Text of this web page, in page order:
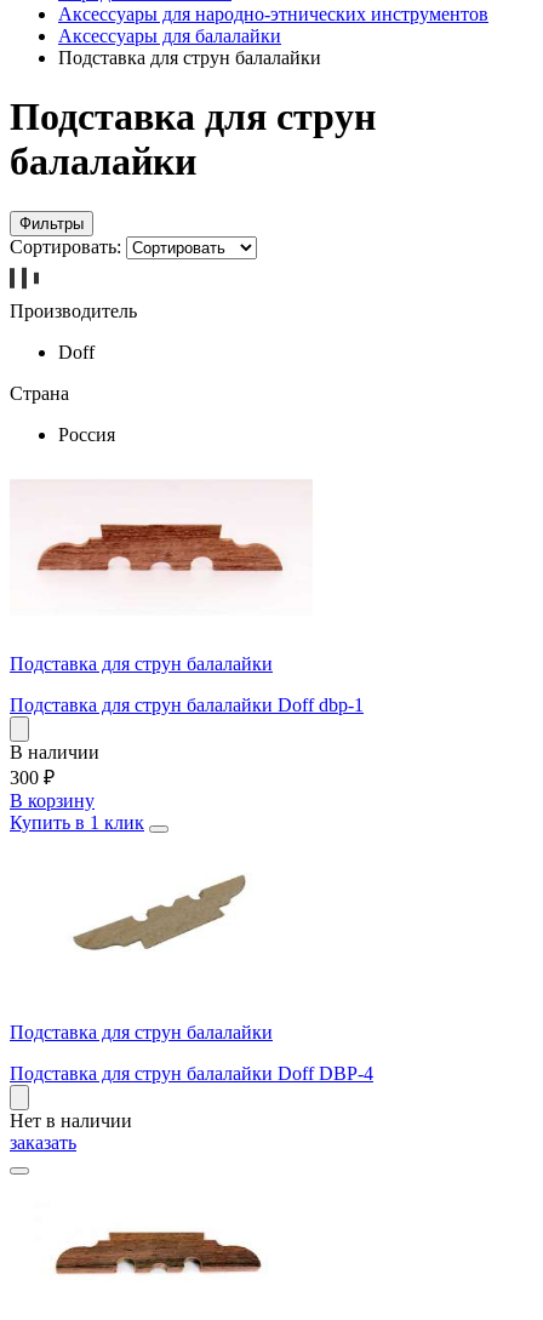
Аксессуары для народно-этнических инструментов
Аксессуары для балалайки
Подставка для струн балалайки
Подставка для струн
балалайки
Фильтры
Сортировать:
Производитель
Doff
Страна
Россия
Подставка для струн балалайки
Подставка для струн балалайки Doff dbp-1
В наличии
300 ₽
В корзину
Купить в 1 клик
Подставка для струн балалайки
Подставка для струн балалайки Doff DBP-4
Нет в наличии
заказать